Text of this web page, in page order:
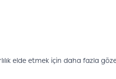
elde etmek için daha fazla